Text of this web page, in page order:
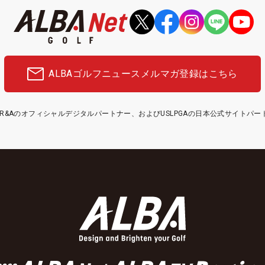
ALBAゴルフニュース メルマガ登録はこちら
のオフィシャルデジタルパートナー、およびUSLPGAの日本公式サイトパー